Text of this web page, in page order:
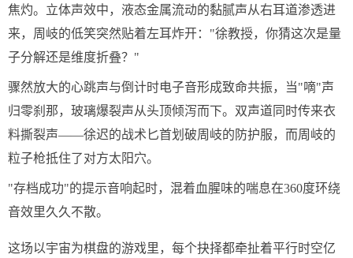
焦灼。立体声效中，液态金属流动的黏腻声从右耳道渗透进
来，周岐的低笑突然贴着左耳炸开："徐教授，你猜这次是量
子分解还是维度折叠？"
骤然放大的心跳声与倒计时电子音形成致命共振，当"嘀"声
归零刹那，玻璃爆裂声从头顶倾泻而下。双声道同时传来衣
料撕裂声——徐迟的战术匕首划破周岐的防护服，而周岐的
粒子枪抵住了对方太阳穴。
"存档成功"的提示音响起时，混着血腥味的喘息在360度环绕
音效里久久不散。
这场以宇宙为棋盘的游戏里，每个抉择都牵扯着平行时空亿